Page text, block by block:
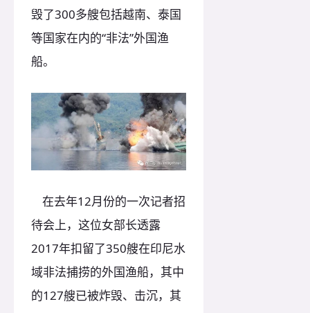
毁了300多艘包括越南、泰国
等国家在内的“非法”外国渔
船。
在去年12月份的一次记者招
待会上，这位女部长透露
2017年扣留了350艘在印尼水
域非法捕捞的外国渔船，其中
的127艘已被炸毁、击沉，其